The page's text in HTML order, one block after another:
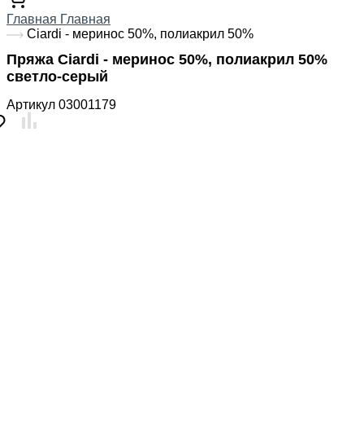
Главная Главная
Ciardi - меринос 50%, полиакрил 50%
Пряжа Ciardi - меринос 50%, полиакрил 50%
светло-серый
Артикул 03001179